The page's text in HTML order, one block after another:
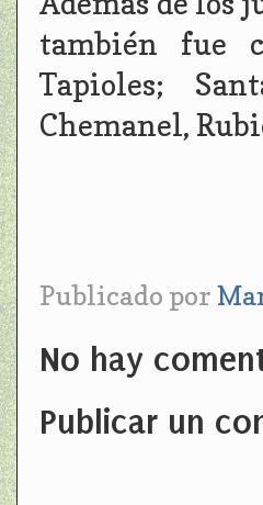
también fue
Tapioles;
Chemanel,
Publicado por
No hay
Publicar un